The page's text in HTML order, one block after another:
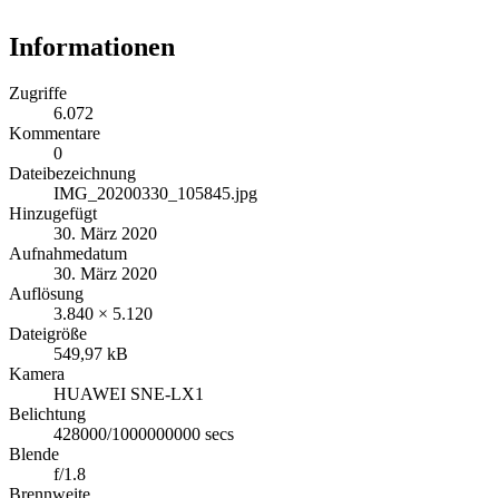
Informationen
Zugriffe
6.072
Kommentare
0
Dateibezeichnung
IMG_20200330_105845.jpg
Hinzugefügt
30. März 2020
Aufnahmedatum
30. März 2020
Auflösung
3.840 × 5.120
Dateigröße
549,97 kB
Kamera
HUAWEI SNE-LX1
Belichtung
428000/1000000000 secs
Blende
f/1.8